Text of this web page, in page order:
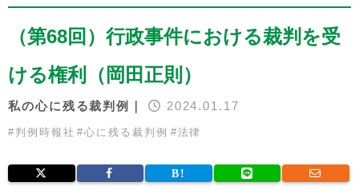
（第68回）行政事件における裁判を受
ける権利（岡田正則）
私の心に残る裁判例｜ 2024.01.17
# 判例時報社 #心に残る裁判例 #法律